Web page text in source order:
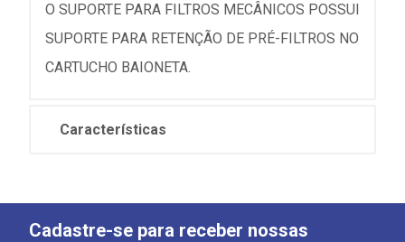
O SUPORTE PARA FILTROS MECÂNICOS POSSUI
SUPORTE PARA RETENÇÃO DE PRÉ-FILTROS NO
CARTUCHO BAIONETA.
Características
Cadastre-se para receber nossas